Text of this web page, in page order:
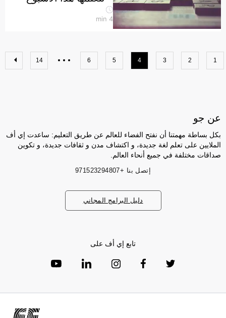
4
min
1
2
3
4
5
6
14
عن جو
بكل بساطة مهمتنا أن نفتح الفضاء للعالم عن طريق التعليم: ساعدت إي أف
الملايين على تعلم لغة جديدة، و اكتشاف مدن و ثقافات جديدة، و تكوين
صداقات مختلفة في جميع أنحاء العالم.
إتصل بنا +971523294807
دليل البرامج المجاني
تابع إي أف على